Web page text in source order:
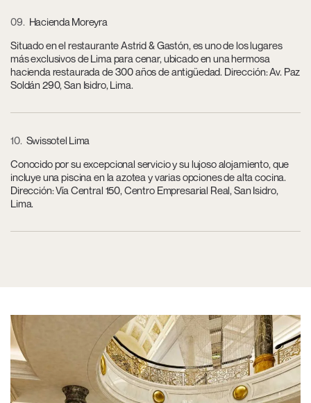
09
Hacienda Moreyra
Situado en el restaurante Astrid & Gastón, es uno de los lugares
más exclusivos de Lima para cenar, ubicado en una hermosa
hacienda restaurada de 300 años de antigüedad. Dirección: Av. Paz
Soldán 290, San Isidro, Lima.
10 Swissotel Lima
Conocido por su excepcional servicio y su lujoso alojamiento, que
incluye una piscina en la azotea y varias opciones de alta cocina.
Dirección: Vía Central 150, Centro Empresarial Real, San Isidro,
Lima.